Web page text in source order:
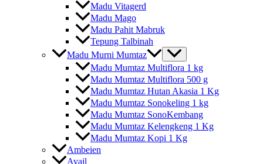
Madu Vitagerd
Madu Mago
Madu Pahit Mabruk
Tepung Talbinah
Madu Murni Mumtaz
Madu Mumtaz Multiflora 1 kg
Madu Mumtaz Multiflora 500 g
Madu Mumtaz Hutan Akasia 1 Kg
Madu Mumtaz Sonokeling 1 kg
Madu Mumtaz SonoKembang
Madu Mumtaz Kelengkeng 1 Kg
Madu Mumtaz Kopi 1 Kg
Ambeien
Avail